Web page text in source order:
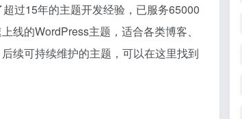
过15年的主题开发经验，已服务65000
线的WordPress主题，适合各类博客、
续可持续维护的主题，可以在这里找到